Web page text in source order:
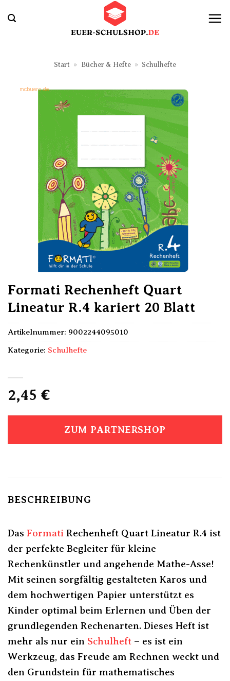
Inhalt
Start » Bücher & Hefte » Schulhefte
Formati Rechenheft Quart
Lineatur R.4 kariert 20 Blatt
2,45 €
ZUM PARTNERSHOP
Artikelnummer: 9002244095010
Kategorie: Schulhefte
BESCHREIBUNG
Das Formati Rechenheft Quart Lineatur R.4 ist
der perfekte Begleiter für kleine
Rechenkünstler und angehende Mathe-Asse!
Mit seinen sorgfältig gestalteten Karos und
dem hochwertigen Papier unterstützt es
Kinder optimal beim Erlernen und Üben der
grundlegenden Rechenarten. Dieses Heft ist
mehr als nur ein Schulheft – es ist ein
Werkzeug, das Freude am Rechnen weckt und
den Grundstein für mathematisches